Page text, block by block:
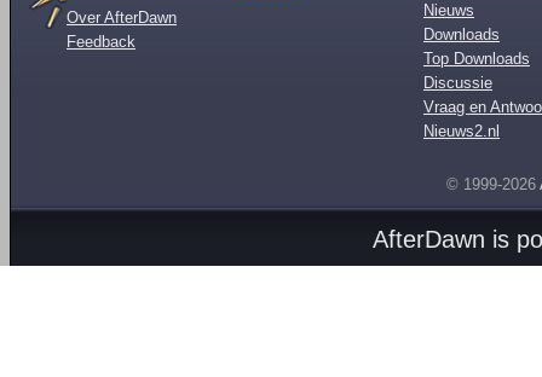
Over AfterDawn
Feedback
Nieuws
Downloads
Top Downloads
Discussie
Vraag en
Nieuws2.nl
© 1999-2026
AfterDawn is